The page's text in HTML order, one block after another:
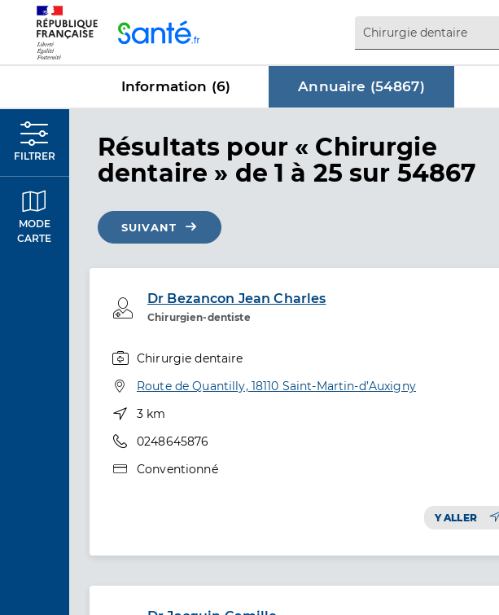
Information (6) Annuaire (54867)
FILTRER
MODE
CARTE
Résultats dans Annuaire
pour « Chirurgie
dentaire » de 1 à 25 sur 54867
SUIVANT
Dr Bezancon Jean Charles
Chirurgien-dentiste
Professionel de santé
Chirurgie dentaire
Adresse
Route de Quantilly, 18110 Saint-Martin-d’Auxigny
Distance
3 km
Téléphone
0248645876
Type de convention
Conventionné
Y ALLER
Panneau de gestion des cookies